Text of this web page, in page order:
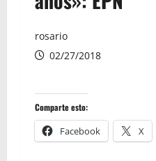
rosario
02/27/2018
Comparte esto:
Facebook X